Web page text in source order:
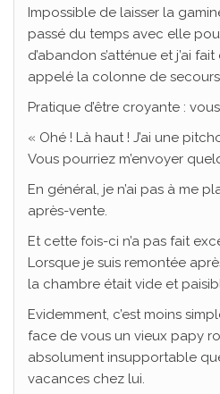
Impossible de laisser la
passé du temps avec elle
d’abandon s’atténue et j’ai fait
appelé la colonne de
Pratique d’être croyante :
« Ohé ! Là haut ! J’ai une
Vous pourriez m’envoyer
En général, je n’ai pas à me
après-vente.
Et cette fois-ci n’a pas fait
Lorsque je suis remontée
la chambre était vide et
Evidemment, c’est moins
face de vous un vieux papy
absolument insupportable
vacances chez lui.